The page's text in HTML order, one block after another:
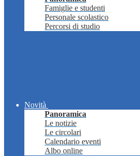
Famiglie e studenti
Personale scolastico
Percorsi di studio
Novità
Panoramica
Le notizie
Le circolari
Calendario eventi
Albo online